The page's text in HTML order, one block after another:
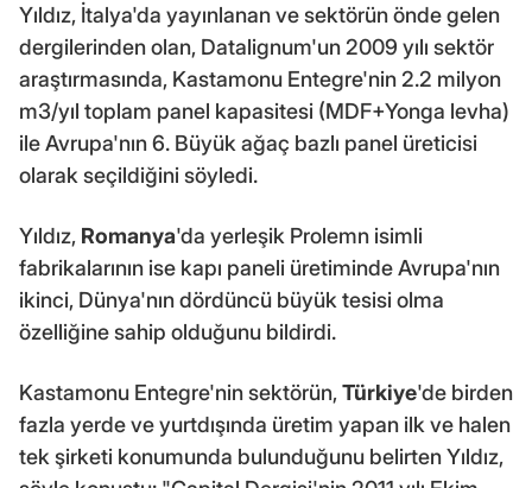
Yıldız, İtalya'da yayınlanan ve sektörün önde gelen
dergilerinden olan, Datalignum'un 2009 yılı sektör
araştırmasında, Kastamonu Entegre'nin 2.2 milyon
m3/yıl toplam panel kapasitesi (MDF+Yonga levha)
ile Avrupa'nın 6. Büyük ağaç bazlı panel üreticisi
olarak seçildiğini söyledi.
Yıldız, Romanya'da yerleşik Prolemn isimli
fabrikalarının ise kapı paneli üretiminde Avrupa'nın
ikinci, Dünya'nın dördüncü büyük tesisi olma
özelliğine sahip olduğunu bildirdi.
Kastamonu Entegre'nin sektörün,Türkiye'de birden
fazla yerde ve yurtdışında üretim yapan ilk ve halen
tek şirketi konumunda bulunduğunu belirten Yıldız,